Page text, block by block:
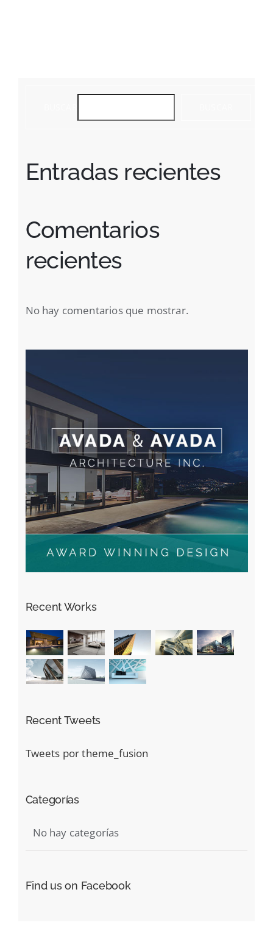
Entradas recientes
Comentarios
recientes
No hay comentarios que mostrar.
Recent Works
Recent Tweets
Tweets por theme_fusion
Categorías
No hay categorías
Find us on Facebook